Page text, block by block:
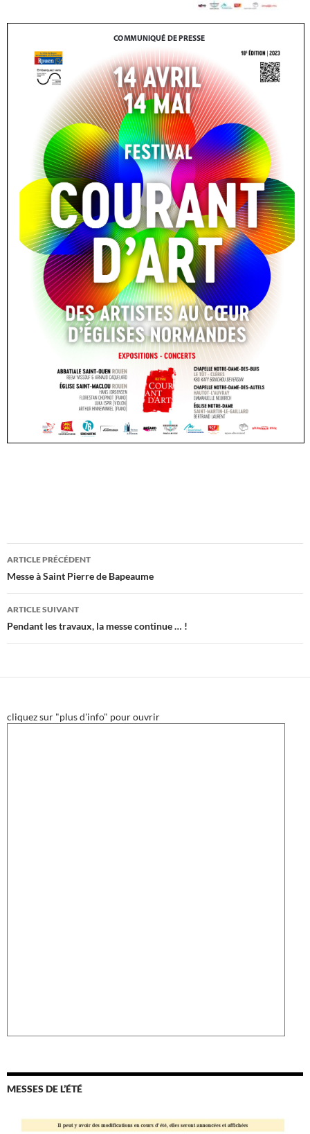
Navigation
des
articles
ARTICLE PRÉCÉDENT
Messe à Saint Pierre de Bapeaume
ARTICLE SUIVANT
Pendant les travaux, la messe continue … !
cliquez sur "plus d'info" pour ouvrir
MESSES DE L’ÉTÉ